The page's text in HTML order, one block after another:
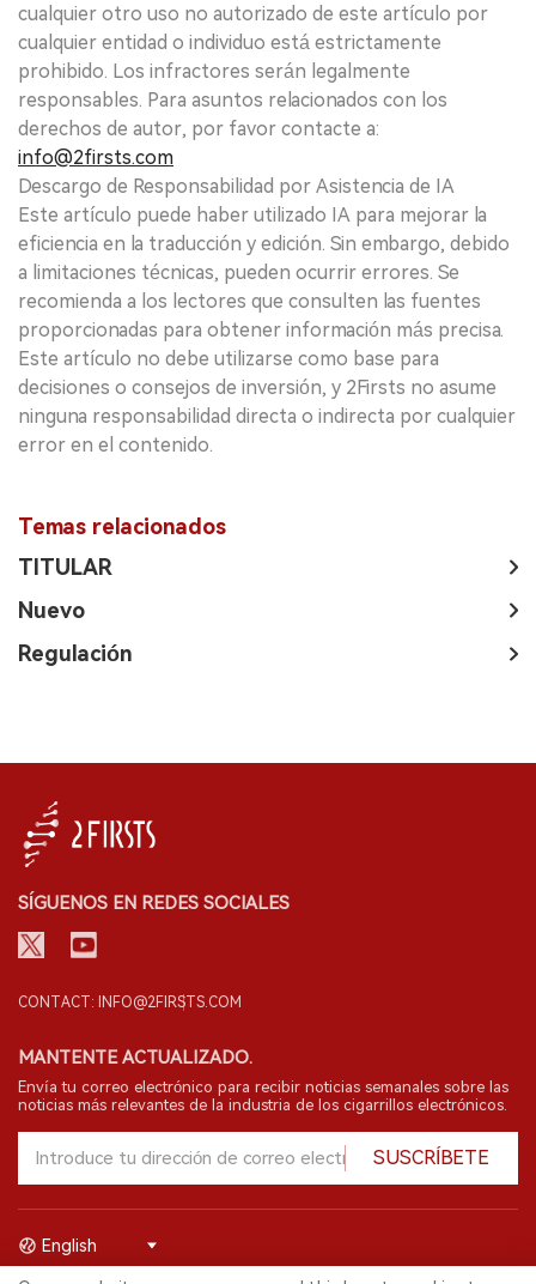
cualquier otro uso no autorizado de este artículo por
cualquier entidad o individuo está estrictamente
prohibido. Los infractores serán legalmente
responsables. Para asuntos relacionados con los
derechos de autor, por favor contacte a:
info@2firsts.com
Descargo de Responsabilidad por Asistencia de IA
Este artículo puede haber utilizado IA para mejorar la
eficiencia en la traducción y edición. Sin embargo, debido
a limitaciones técnicas, pueden ocurrir errores. Se
recomienda a los lectores que consulten las fuentes
proporcionadas para obtener información más precisa.
Este artículo no debe utilizarse como base para
decisiones o consejos de inversión, y 2Firsts no asume
ninguna responsabilidad directa o indirecta por cualquier
error en el contenido.
Temas relacionados
TITULAR
Nuevo
Regulación
SÍGUENOS EN REDES SOCIALES
CONTACT: INFO@2FIRSTS.COM
MANTENTE ACTUALIZADO.
Envía tu correo electrónico para recibir noticias semanales sobre las
noticias más relevantes de la industria de los cigarrillos electrónicos.
SUSCRÍBETE
English